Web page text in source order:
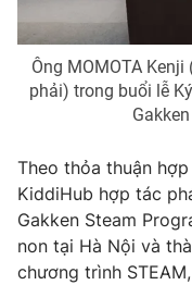
THỜI BÁO VTV
Theo dõi báo trên
Cơ quan chủ quản:
Đài
Cơ quan báo chí:Thời
Giấy phép hoạt động
cấp ngày 29/12/2023
Tổng Biên tập: Vũ
Ông MOMOTA
phải) trong buổi lễ
Theo thỏa thuận
KiddiHub hợp tác
Gakken Steam
non tại Hà Nội và
chương trình